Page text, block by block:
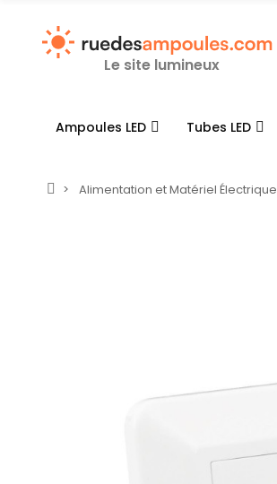
Le site lumineux
Ampoules LED Tubes LED
Alimentation et Matériel Électrique